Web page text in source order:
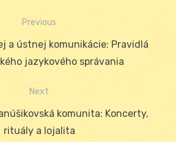
Previous
a ústnej komunikácie: Pravidlá
jazykového správania
Next
komunita: Koncerty,
rituály a lojalita